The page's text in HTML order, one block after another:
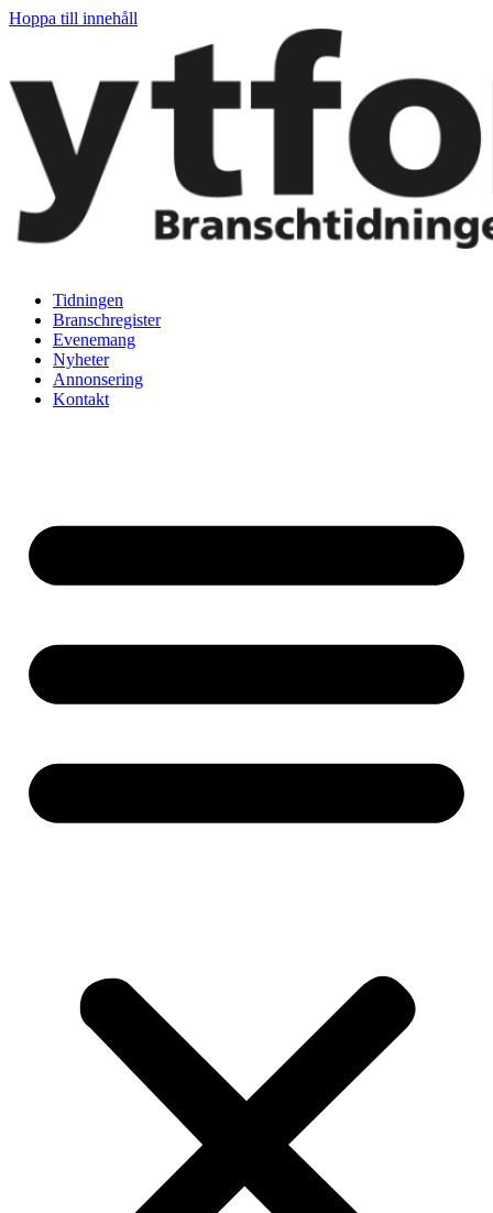
Hoppa till innehåll
Tidningen
Branschregister
Evenemang
Nyheter
Annonsering
Kontakt